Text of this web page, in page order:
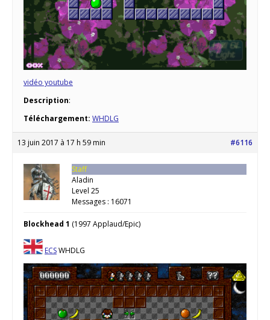
vidéo youtube
Description:
Téléchargement: WHDLG
13 juin 2017 à 17 h 59 min #6116
Staff
Aladin
Level 25
Messages : 16071
Blockhead 1 (1997 Applaud/Epic)
ECSWHDLG